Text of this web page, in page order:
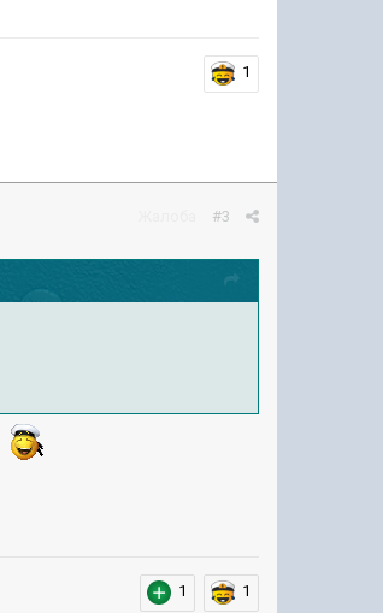
1
#3
1 1